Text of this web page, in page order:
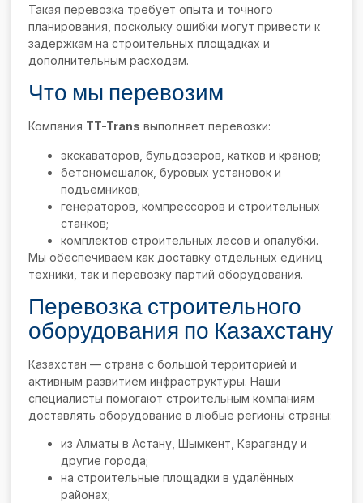
Такая перевозка требует опыта и точного
планирования, поскольку ошибки могут привести к
задержкам на строительных площадках и
дополнительным расходам.
Что мы перевозим
Компания TT-Trans выполняет перевозки:
экскаваторов, бульдозеров, катков и кранов;
бетономешалок, буровых установок и
подъёмников;
генераторов, компрессоров и строительных
станков;
комплектов строительных лесов и опалубки.
Мы обеспечиваем как доставку отдельных единиц
техники, так и перевозку партий оборудования.
Перевозка строительного
оборудования по Казахстану
Казахстан — страна с большой территорией и
активным развитием инфраструктуры. Наши
специалисты помогают строительным компаниям
доставлять оборудование в любые регионы страны:
из Алматы в Астану, Шымкент, Караганду и
другие города;
на строительные площадки в удалённых
районах;